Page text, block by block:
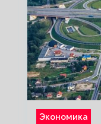
Экономика